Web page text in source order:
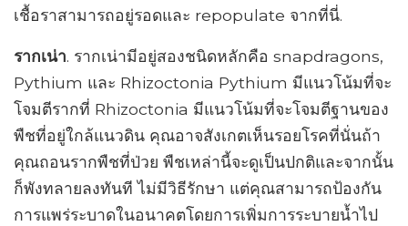
เชื้อราสามารถอยู่รอดและ repopulate จากที่นี่.
รากเน่า. รากเน่ามีอยู่สองชนิดหลักคือ snapdragons,
Pythium และ Rhizoctonia Pythium มีแนวโน้มที่จะ
โจมตีรากที่ Rhizoctonia มีแนวโน้มที่จะโจมตีฐานของ
พืชที่อยู่ใกล้แนวดิน คุณอาจสังเกตเห็นรอยโรคที่นั่นถ้า
คุณถอนรากพืชที่ป่วย พืชเหล่านี้จะดูเป็นปกติและจากนั้น
ก็พังทลายลงทันที ไม่มีวิธีรักษา แต่คุณสามารถป้องกัน
การแพร่ระบาดในอนาคตโดยการเพิ่มการระบายน้ำไป